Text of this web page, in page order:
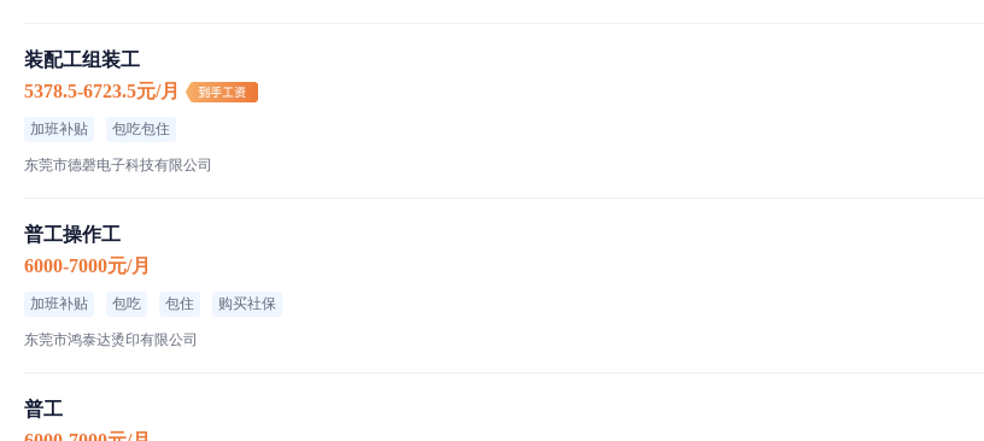
装配工组装工
5378.5-6723.5元/月
加班补贴 包吃包住
东莞市德磬电子科技有限公司
普工操作工
6000-7000元/月
加班补贴 包吃 包住 购买社保
东莞市鸿泰达烫印有限公司
普工